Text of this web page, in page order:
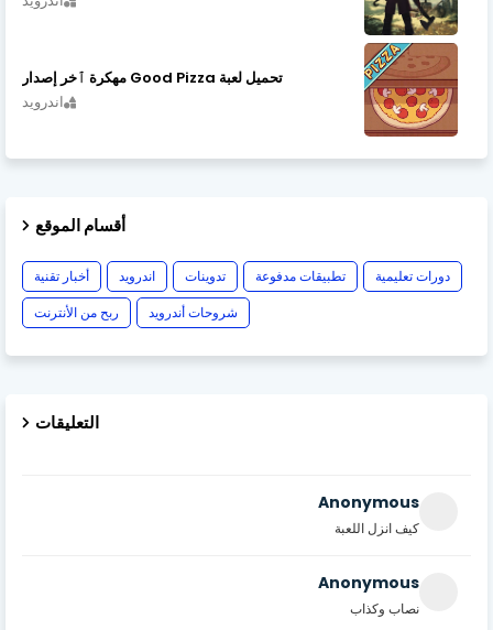
تحميل لعبة Good Pizza مهكرة ٱخر إصدار
اندرويد
أقسام الموقع
أخبار تقنية اندرويد تدوينات تطبيقات مدفوعة
دورات تعليمية
ربح من الأنترنت
شروحات أندرويد
التعليقات
Anonymous
كيف انزل اللعبة
Anonymous
نصاب وكذاب